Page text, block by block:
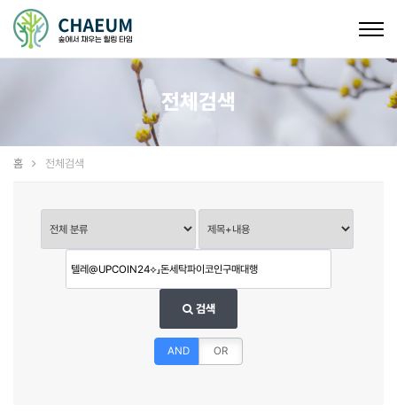
전체검색
홈 전체검색
검색
AND OR